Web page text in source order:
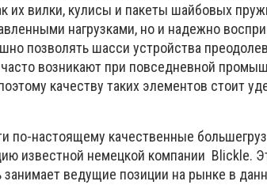
их вилки, кулисы и пакеты шайбовых
нагрузками, но и надежно
позволять шасси устройства
часто возникают при повседневной
качеству таких элементов стоит
по-настоящему качественные
известной немецкой компании Blickle.
ведущие позиции на рынке в